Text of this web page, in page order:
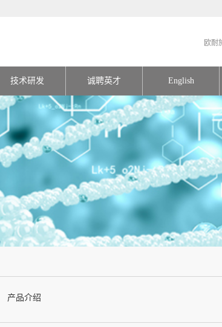
欧耐
技术研发 诚聘英才 English
产品介绍